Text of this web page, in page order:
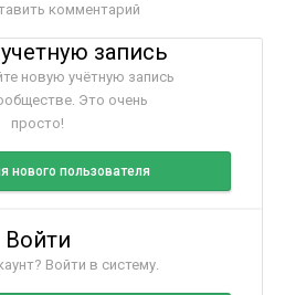
комментарий
запись
новую учётную запись
Это очень
просто!
нового пользователя
Войти
Войти в систему.